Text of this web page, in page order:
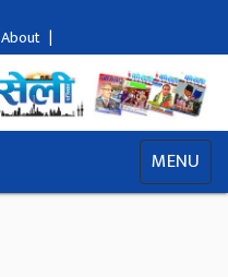
About |
MENU